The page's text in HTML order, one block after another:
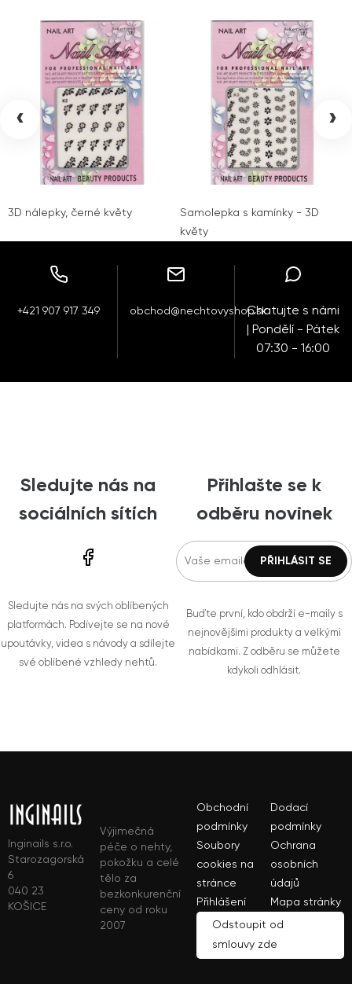
3D nálepky, černé květy
Samolepka s kamínky - 3D
květy
‹ ›
+421 907 917 349 obchod@nechtovyshop.skChatujte s námi
| Pondělí - Pátek
07:30 - 16:00
Sledujte nás na
sociálních sítích
Sledujte nás na svých oblíbených
platformách. Podívejte se na nové
upoutávky, videa s návody a sdílejte
své oblíbené vzhledy nehtů.
Přihlašte se k
odběru novinek
Buďte první, kdo obdrží e-maily s
nejnovějšími produkty a velkými
nabídkami. Z odběru se můžete
kdykoli odhlásit.
Inginails s.r.o.
Starozagorská
6
040 23
KOŠICE
Výjimečná
péče o nehty,
pokožku a celé
tělo za
bezkonkurenční
ceny od roku
2007
Obchodní
podmínky
Dodací
podmínky
Soubory
cookies na
stránce
Ochrana
osobních
údajů
Přihlášení
Mapa stránky
Odstoupit od
smlouvy zde